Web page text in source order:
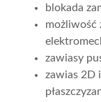
blokada
możliwość
zawiasy
zawias 2D